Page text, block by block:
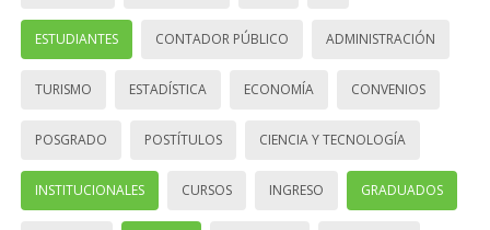
ESTUDIANTES CONTADOR PÚBLICO ADMINISTRACIÓN
TURISMO ESTADÍSTICA ECONOMÍA CONVENIOS
POSGRADO POSTÍTULOS CIENCIA Y TECNOLOGÍA
INSTITUCIONALES CURSOS INGRESO GRADUADOS